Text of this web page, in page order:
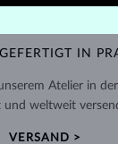
IN
Atelier in
und weltweit
VERSAND >